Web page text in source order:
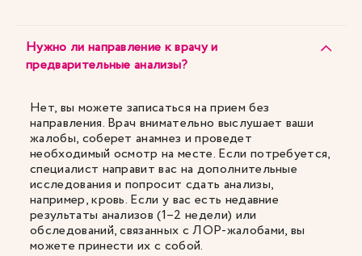
Нужно ли направление к врачу и
предварительные анализы?
Нет, вы можете записаться на прием без
направления. Врач внимательно выслушает ваши
жалобы, соберет анамнез и проведет
необходимый осмотр на месте. Если потребуется,
специалист направит вас на дополнительные
исследования и попросит сдать анализы,
например, кровь. Если у вас есть недавние
результаты анализов (1–2 недели) или
обследований, связанных с ЛОР-жалобами, вы
можете принести их с собой.